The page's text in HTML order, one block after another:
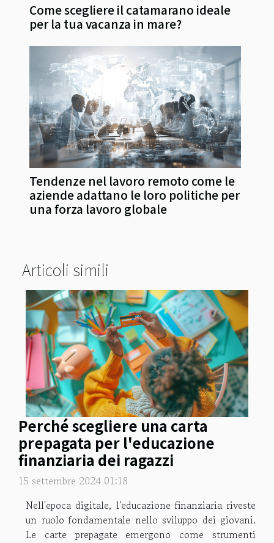
Come scegliere il catamarano ideale
per la tua vacanza in mare?
Tendenze nel lavoro remoto come le
aziende adattano le loro politiche per
una forza lavoro globale
Articoli simili
Perché scegliere una carta
prepagata per l'educazione
finanziaria dei ragazzi
15 settembre 2024 01:18
Nell'epoca digitale, l'educazione finanziaria riveste
un ruolo fondamentale nello sviluppo dei giovani.
Le carte prepagate emergono come strumenti